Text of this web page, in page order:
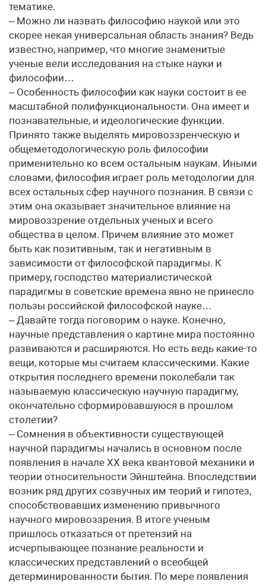
тематике.
– Можно ли назвать философию наукой или это
скорее некая универсальная область знания? Ведь
известно, например, что многие знаменитые
ученые вели исследования на стыке науки и
философии…
– Особенность философии как науки состоит в ее
масштабной полифункциональности. Она имеет и
познавательные, и идеологические функции.
Принято также выделять мировоззренческую и
общеметодологическую роль философии
применительно ко всем остальным наукам. Иными
словами, философия играет роль методологии для
всех остальных сфер научного познания. В связи с
этим она оказывает значительное влияние на
мировоззрение отдельных ученых и всего
общества в целом. Причем влияние это может
быть как позитивным, так и негативным в
зависимости от философской парадигмы. К
примеру, господство материалистической
парадигмы в советские времена явно не принесло
пользы российской философской науке…
– Давайте тогда поговорим о науке. Конечно,
научные представления о картине мира постоянно
развиваются и расширяются. Но есть ведь какие-то
вещи, которые мы считаем классическими. Какие
открытия последнего времени поколебали так
называемую классическую научную парадигму,
окончательно сформировавшуюся в прошлом
столетии?
– Сомнения в объективности существующей
научной парадигмы начались в основном после
появления в начале ХХ века квантовой механики и
теории относительности Эйнштейна. Впоследствии
возник ряд других созвучных им теорий и гипотез,
способствовавших изменению привычного
научного мировоззрения. В итоге ученым
пришлось отказаться от претензий на
исчерпывающее познание реальности и
классических представлений о всеобщей
детерминированности бытия. По мере появления